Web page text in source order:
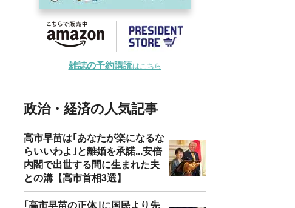
雑誌の予約購読はこちら
政治・経済の人気記事
高市早苗は｢あなたが楽になるな
らいいわよ｣と離婚を承諾...安倍
内閣で出世する間に生まれた夫
との溝【高市首相3選】
｢高市早苗の正体｣に国民より先